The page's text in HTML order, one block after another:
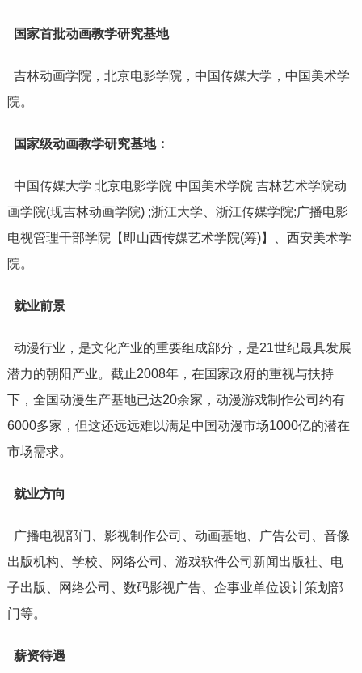
国家首批动画教学研究基地
吉林动画学院，北京电影学院，中国传媒大学，中国美术学
院。
国家级动画教学研究基地：
中国传媒大学 北京电影学院 中国美术学院 吉林艺术学院动
画学院(现吉林动画学院) ;浙江大学 浙江传媒学院;广播电影
电视管理干部学院【即山西传媒艺术学院(筹)】、 西安美术学
院。
就业前景
动漫行业，是文化产业的重要组成部分，是21世纪最具发展
潜力的朝阳产业。截止2008年，在国家政府的重视与扶持
下，全国动漫生产基地已达20余家，动漫游戏制作公司约有
6000多家，但这还远远难以满足中国动漫市场1000亿的潜在
市场需求。
就业方向
广播电视部门、影视制作公司、动画基地、广告公司、音像
出版机构、学校、网络公司、游戏软件公司新闻出版社、电
子出版、网络公司、数码影视广告、企事业单位设计策划部
门等。
薪资待遇